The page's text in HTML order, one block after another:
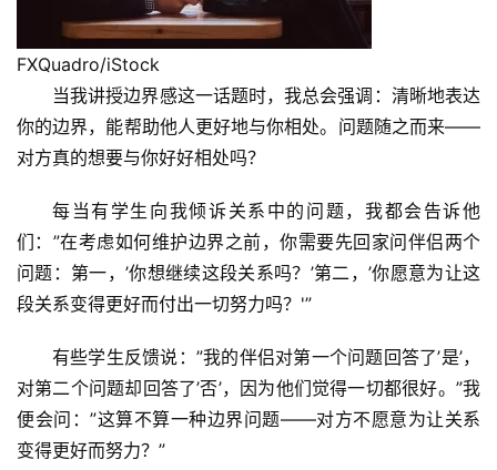
FXQuadro/iStock
当我讲授边界感这一话题时，我总会强调：清晰地表达
你的边界，能帮助他人更好地与你相处。问题随之而来——
对方真的想要与你好好相处吗？
每当有学生向我倾诉关系中的问题，我都会告诉他
们：”在考虑如何维护边界之前，你需要先回家问伴侣两个
问题：第一，’你想继续这段关系吗？’第二，’你愿意为让这
段关系变得更好而付出一切努力吗？'”
有些学生反馈说：”我的伴侣对第一个问题回答了’是’，
对第二个问题却回答了’否’，因为他们觉得一切都很好。”我
便会问：”这算不算一种边界问题——对方不愿意为让关系
变得更好而努力？”